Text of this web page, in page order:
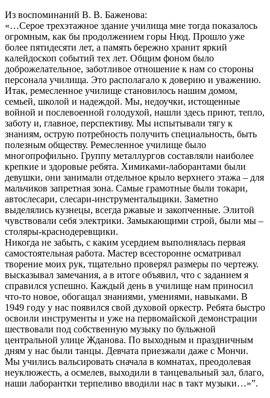
Из воспоминаний В. В. Баженова:
«…Серое трехэтажное здание училища мне тогда показалось
огромным, как бы продолжением горы Нюд. Прошло уже
более пятидесяти лет, а память бережно хранит яркий
калейдоскоп событий тех лет. Общим фоном было
доброжелательное, заботливое отношение к нам со стороны
персонала училища. Это располагало к доверию и уважению.
Итак, ремесленное училище становилось нашим домом,
семьей, школой и надеждой. Мы, недоучки, истощенные
войной и послевоенной голодухой, нашли здесь приют, тепло,
заботу и, главное, перспективу. Мы испытывали тягу к
знаниям, острую потребность получить специальность, быть
полезным обществу. Ремесленное училище было
многопрофильно. Группу металлургов составляли наиболее
крепкие и здоровые ребята. Химиками-лаборантами были
девушки, они занимали отдельное крыло верхнего этажа – для
мальчиков запретная зона. Самые грамотные были токари,
автослесари, слесари-инструментальщики. Заметно
выделялись кузнецы, всегда ржавые и закопченные. Элитой
чувствовали себя электрики. Замыкающими строй, были мы –
столяры-краснодеревщики.
Никогда не забыть, с каким усердием выполнялась первая
самостоятельная работа. Мастер всесторонне осматривал
творение моих рук, тщательно проверял размеры по чертежу.
высказывал замечания, а в итоге объявил, что с заданием я
справился успешно. Каждый день в училище нам приносил
что-то новое, обогащал знаниями, умениями, навыками. В
1949 году у нас появился свой духовой оркестр. Ребята быстро
освоили инструменты и уже на первомайской демонстрации
шествовали под собственную музыку по бульжной
центральной улице Жданова. По выходным и праздничным
дням у нас были танцы. Девчата приезжали даже с Мончи.
Мы учились вальсировать сначала в комнатах, преодолевая
неуклюжесть, а осмелев, выходили в танцевальный зал, благо,
наши лаборантки терпеливо вводили нас в такт музыки…»”.